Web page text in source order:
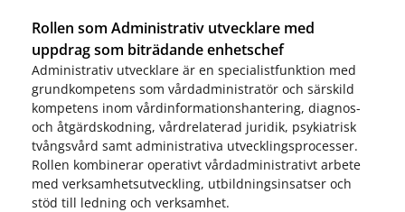
Rollen som Administrativ utvecklare med
uppdrag som biträdande enhetschef
Administrativ utvecklare är en specialistfunktion med
grundkompetens som vårdadministratör och särskild
kompetens inom vårdinformationshantering, diagnos-
och åtgärdskodning, vårdrelaterad juridik, psykiatrisk
tvångsvård samt administrativa utvecklingsprocesser.
Rollen kombinerar operativt vårdadministrativt arbete
med verksamhetsutveckling, utbildningsinsatser och
stöd till ledning och verksamhet.